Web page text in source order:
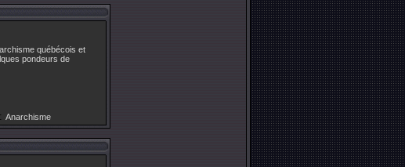
québécois et
pondeurs de
Anarchisme